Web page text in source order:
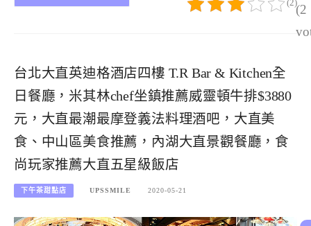
(2
(2)
台北大直英迪格酒店四樓 T.R Bar & Kitchen全
日餐廳，米其林chef坐鎮推薦威靈頓牛排$3880
元，大直最潮最摩登義法料理酒吧，大直美
食、中山區美食推薦，內湖大直景觀餐廳，食
尚玩家推薦大直五星級飯店
下午茶甜點店 UPSSMILE 2020-05-21